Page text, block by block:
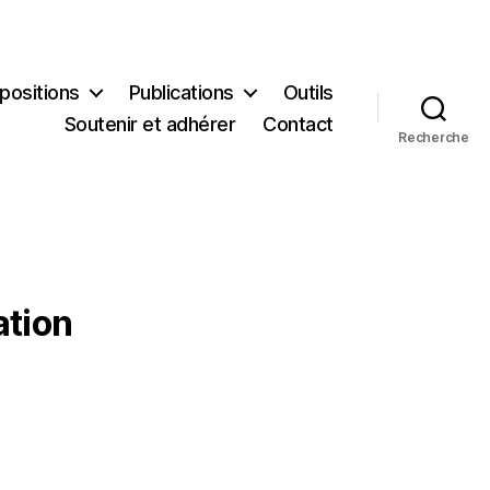
Publications
Outils
Soutenir et adhérer
Contact
Recherche